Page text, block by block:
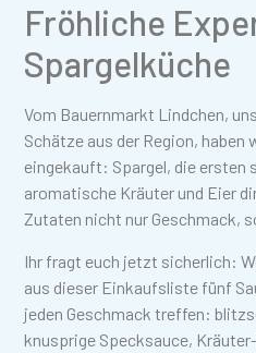
Fröhliche
Spargelküche
Vom Bauernmarkt Lindchen,
Schätze aus der Region, haben
eingekauft: Spargel, die ersten
aromatische Kräuter und Eier
Zutaten nicht nur Geschmack,
Ihr fragt euch jetzt sicherlich:
aus dieser Einkaufsliste fünf
jeden Geschmack treffen:
knusprige Specksauce,